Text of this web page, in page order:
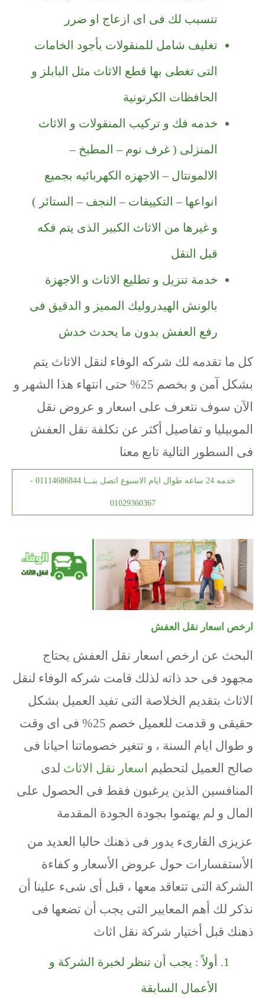
تتسبب لك فى اى ازعاج او ضرر
تغليف شامل للمنقولات بأجود الخامات
التى تغطى بها قطع الاثاث مثل البابلز و
الحافظات الكرتونية
خدمه فك و تركيب المنقولات و الاثاث
المنزلى ( غرف نوم – المطبخ –
الالمونتال – الاجهزه الكهربائيه بجميع
انواعها – التكييفات – النجف – الستائر )
و غيرها من الاثاث الكبير الذى يتم فكه
قبل النقل
خدمة تنزيل و تطليع الاثاث و الاجهزة
بالونش الهيدروليك المميز و الدقيق فى
رفع العفش بدون ما يحدث خدش
كل ما تقدمه لك شركه الوفاء لنقل الاثاث يتم
بشكل آمن و بخصم 25% حتى انتهاء هذا الشهر و
الآن سوف نتعرف على اسعار و عروض نقل
الموبيليا و تفاصيل أكثر عن تكلفة نقل العفش
فى السطور التالية تابع معنا
خدمه 24 ساعه طوال ايام الاسبوع اتصل بنـــا 01114686844
-
01029360367
ارخص اسعار نقل العفش
البحث عن ارخص اسعار نقل العفش يحتاج
مجهود فى حد ذاته لذلك قامت شركه الوفاء لنقل
الاثاث بتقديم الخلاصة التى تفيد العميل بشكل
حقيقى و قدمت للعميل خصم 25% فى اى وقت
و طوال ايام السنة ، و تتغير خصوماتنا احيانا فى
صالح العميل لتحطيم
اسعار نقل الاثاث لدى
المنافسين الذين يرغبون فقط فى الحصول على
المال و لم يهتموا بجودة الجودة المقدمة
عزيزى القارىء يدور فى ذهنك حاليا العديد من
الأستفسارات حول عروض الأسعار و كفاءة
الشركة التى تتعاقد معها ، قبل أى شىء علينا أن
نذكر لك أهم المعايير التى يجب أن تضعها فى
ذهنك قبل أختيار شركة نقل اثاث
أولاً : يجب أن تنظر لخبرة الشركة و
الأعمال السابقة